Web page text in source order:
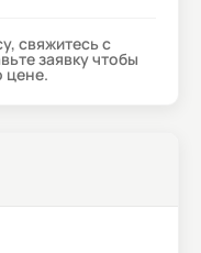
свяжитесь с
заявку чтобы
цене.